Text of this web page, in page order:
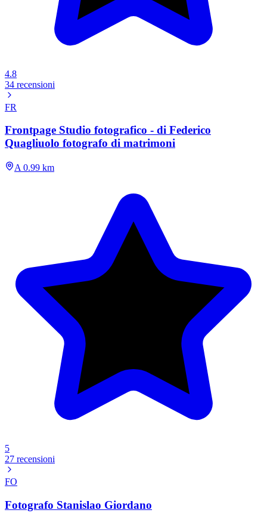
4.8
34 recensioni
FR
Frontpage Studio fotografico - di Federico
Quagliuolo fotografo di matrimoni
A 0.99 km
5
27 recensioni
FO
Fotografo Stanislao Giordano